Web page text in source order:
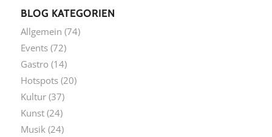
BLOG KATEGORIEN
Allgemein (74)
Events(72)
Gastro (14)
Hotspots(20)
Kultur(37)
Kunst(24)
Musik(24)